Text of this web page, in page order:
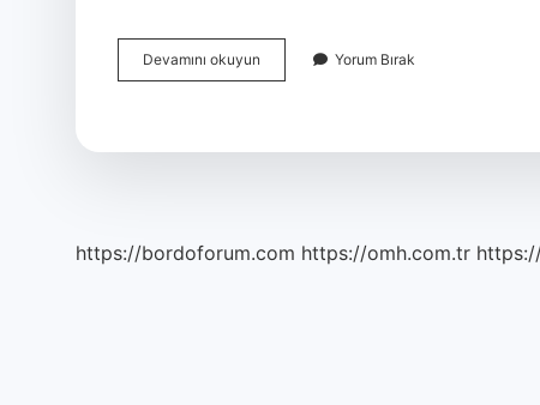
Devamını okuyun
Hangi
Yorum Bırak
https://bordoforum.com https://omh.com.tr